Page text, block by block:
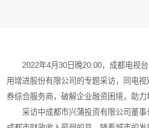
2022年4月30 日晚20:00，成都电视
用增进股份有限公司的专题采访，同电
券综合服务商，破解企业融资困境，助力
采访中成都市兴蒲投资有限公司董